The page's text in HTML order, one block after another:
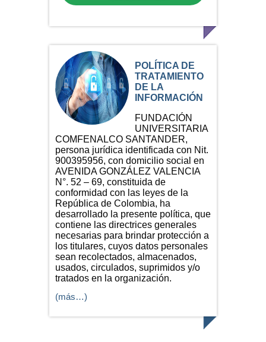
POLÍTICA DE
TRATAMIENTO
DE LA
INFORMACIÓN
FUNDACIÓN
UNIVERSITARIA
COMFENALCO SANTANDER,
persona jurídica identificada con Nit.
900395956, con domicilio social en
AVENIDA GONZÁLEZ VALENCIA
N°. 52 – 69, constituida de
conformidad con las leyes de la
República de Colombia, ha
desarrollado la presente política, que
contiene las directrices generales
necesarias para brindar protección a
los titulares, cuyos datos personales
sean recolectados, almacenados,
usados, circulados, suprimidos y/o
tratados en la organización.
(más…)